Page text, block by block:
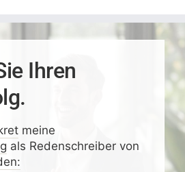
Ihren
meine
als Redenschreiber von